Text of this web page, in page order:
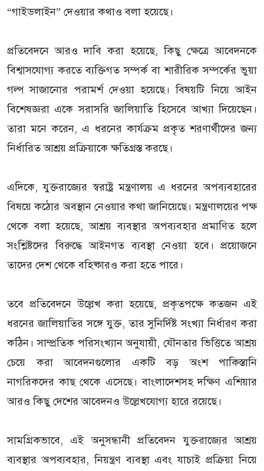
“গাইডলাইন” দেওয়ার কথাও বলা হয়েছে।
প্রতিবেদনে আরও দাবি করা হয়েছে, কিছু ক্ষেত্রে আবেদনকে
বিশ্বাসযোগ্য করতে ব্যক্তিগত সম্পর্ক বা শারীরিক সম্পর্কের ভুয়া
গল্প সাজানোর পরামর্শ দেওয়া হয়েছে। বিষয়টি নিয়ে আইন
বিশেষজ্ঞরা একে সরাসরি জালিয়াতি হিসেবে আখ্যা দিয়েছেন।
তারা মনে করেন, এ ধরনের কার্যক্রম প্রকৃত শরণার্থীদের জন্য
নির্ধারিত আশ্রয় প্রক্রিয়াকে ক্ষতিগ্রস্ত করছে।
এদিকে, যুক্তরাজ্যের স্বরাষ্ট্র মন্ত্রণালয় এ ধরনের অপব্যবহারের
বিষয়ে কঠোর অবস্থান নেওয়ার কথা জানিয়েছে। মন্ত্রণালয়ের পক্ষ
থেকে বলা হয়েছে, আশ্রয় ব্যবস্থার অপব্যবহার প্রমাণিত হলে
সংশ্লিষ্টদের বিরুদ্ধে আইনগত ব্যবস্থা নেওয়া হবে। প্রয়োজনে
তাদের দেশ থেকে বহিষ্কারও করা হতে পারে।
তবে প্রতিবেদনে উল্লেখ করা হয়েছে, প্রকৃতপক্ষে কতজন এই
ধরনের জালিয়াতির সঙ্গে যুক্ত, তার সুনির্দিষ্ট সংখ্যা নির্ধারণ করা
কঠিন। সাম্প্রতিক পরিসংখ্যান অনুযায়ী, যৌনতার ভিত্তিতে আশ্রয়
চেয়ে করা আবেদনগুলোর একটি বড় অংশ পাকিস্তানি
নাগরিকদের কাছ থেকে এসেছে। বাংলাদেশসহ দক্ষিণ এশিয়ার
আরও কিছু দেশের আবেদনও উল্লেখযোগ্য হারে রয়েছে।
সামগ্রিকভাবে, এই অনুসন্ধানী প্রতিবেদন যুক্তরাজ্যের আশ্রয়
ব্যবস্থার অপব্যবহার, নিয়ন্ত্রণ ব্যবস্থা এবং যাচাই প্রক্রিয়া নিয়ে